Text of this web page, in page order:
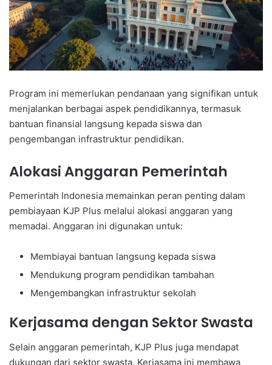
Program ini memerlukan pendanaan yang signifikan untuk
menjalankan berbagai aspek pendidikannya, termasuk
bantuan finansial langsung kepada siswa dan
pengembangan infrastruktur pendidikan.
Alokasi Anggaran Pemerintah
Pemerintah Indonesia memainkan peran penting dalam
pembiayaan KJP Plus melalui alokasi anggaran yang
memadai. Anggaran ini digunakan untuk:
Membiayai bantuan langsung kepada siswa
Mendukung program pendidikan tambahan
Mengembangkan infrastruktur sekolah
Kerjasama dengan Sektor Swasta
Selain anggaran pemerintah, KJP Plus juga mendapat
dukungan dari sektor swasta. Kerjasama ini membawa